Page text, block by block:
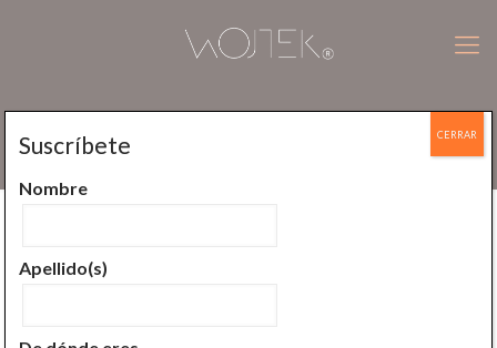
Conoce la mente
Suscríbete
Nombre
Apellido(s)
CERRAR